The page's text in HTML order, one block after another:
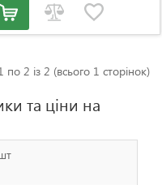
по 2 із 2 (всього 1 сторінок)
та ціни на